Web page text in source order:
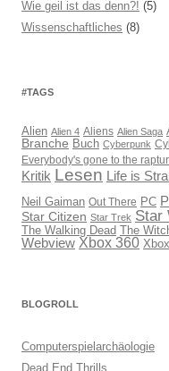
Wie geil ist das denn?! (5)
Wissenschaftliches (8)
#TAGS
Alien Alien 4 Aliens Alien Saga
Branche Buch Cyberpunk
Everybody's gone to the
Kritik Lesen Life is
Neil Gaiman Out There PC
Star Citizen Star Trek Star
The Walking Dead The
Webview Xbox 360
BLOGROLL
Computerspielarchäologie
Dead End Thrills